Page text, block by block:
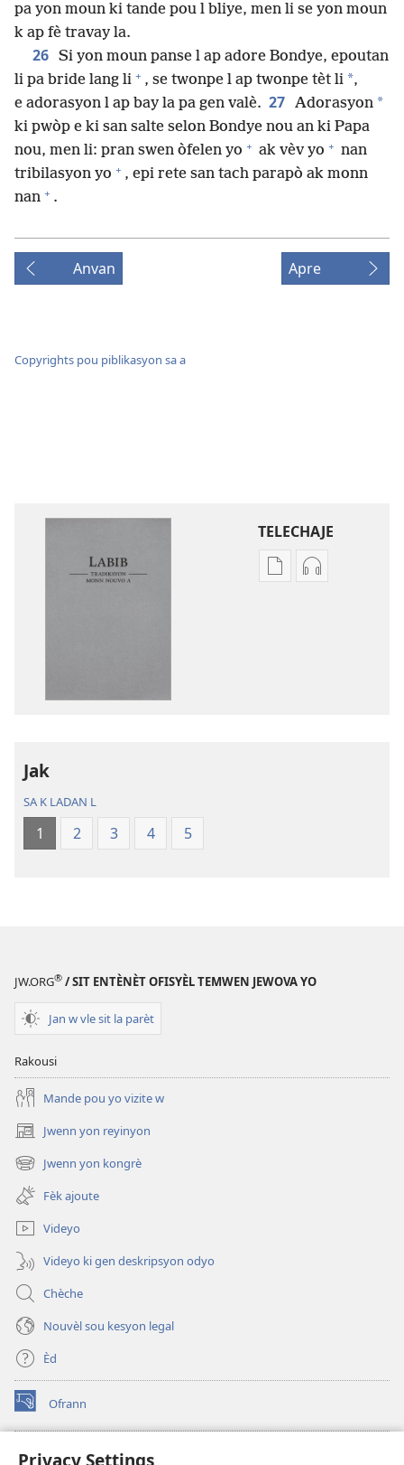
Privacy Settings
pa yon moun ki tande pou l bliye, men li se yon moun
k ap fè travay la.
26 Si yon moun panse l ap adore Bondye, epoutan
li pa bride lang li + , se twonpe l ap twonpe tèt li *,
e adorasyon l ap bay la pa gen valè. 27 Adorasyon *
ki pwòp e ki san salte selon Bondye nou an ki Papa
nou, men li: pran swen òfelen yo + ak vèv yo + nan
tribilasyon yo + , epi rete san tach parapò ak monn
nan + .
Anvan Apre
Copyrights pou piblikasyon sa a
TELECHAJE
OpsyonOpsyon
Jak
SA K LADAN L
1 2 3 4 5
JW.ORG® / SIT ENTÈNÈT OFISYÈL TEMWEN JEWOVA YO
Jan w vle sit la parèt
Rakousi
Mande pou yo vizite w
Jwenn yon reyinyon
(opens
new
window)
Jwenn yon kongrè
(opens
new
window)
Fèk ajoute
Videyo
Videyo ki gen deskripsyon odyo
Chèche
Nouvèl sou kesyon legal
Èd
Ofrann
(opens
new
Bibliyotèk sou Entènèt